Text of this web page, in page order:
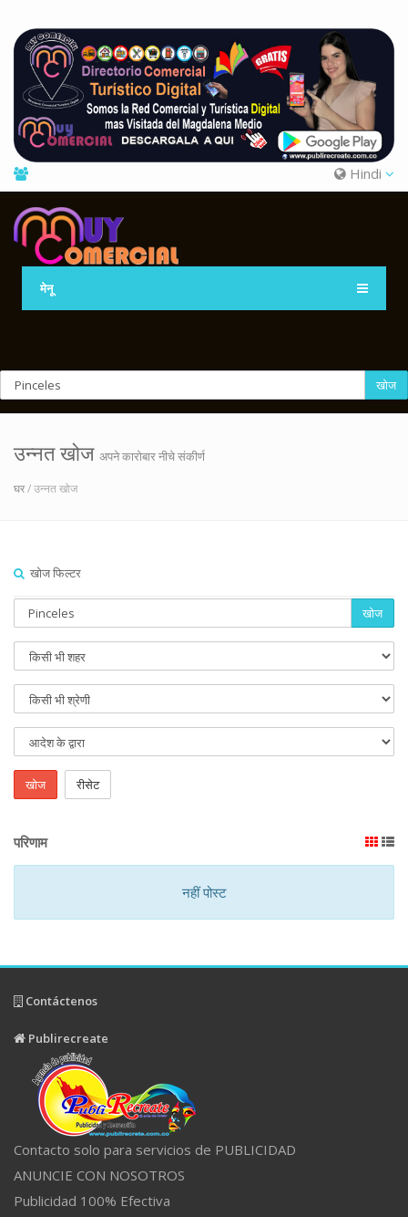
Hindi
मेनू
खोज
उन्नत खोज अपने कारोबार नीचे संकीर्ण
घर/ उन्नत खोज
खोज फिल्टर
खोज
खोज रीसेट
परिणाम
नहीं पोस्ट
Contáctenos
Publirecreate
Contacto solo para servicios de PUBLICIDAD
ANUNCIE CON NOSOTROS
Publicidad 100% Efectiva